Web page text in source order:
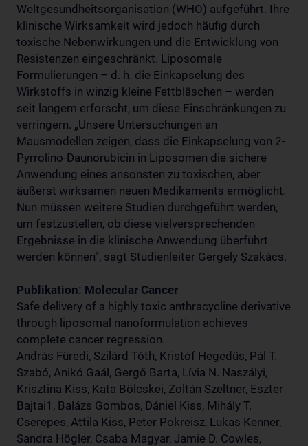
Weltgesundheitsorganisation (WHO) aufgeführt. Ihre
klinische Wirksamkeit wird jedoch häufig durch
toxische Nebenwirkungen und die Entwicklung von
Resistenzen eingeschränkt. Liposomale
Formulierungen – d. h. die Einkapselung des
Wirkstoffs in winzig kleine Fettbläschen – werden
seit langem erforscht, um diese Einschränkungen zu
verringern. „Unsere Untersuchungen an
Mausmodellen zeigen, dass die Einkapselung von 2-
Pyrrolino-Daunorubicin in Liposomen die sichere
Anwendung eines ansonsten zu toxischen, aber
äußerst wirksamen neuen Medikaments ermöglicht.
Nun müssen weitere Studien durchgeführt werden,
um festzustellen, ob diese vielversprechenden
Ergebnisse in die klinische Anwendung überführt
werden können“, sagt Studienleiter Gergely Szakács.
Publikation: Molecular Cancer
Safe delivery of a highly toxic anthracycline derivative
through liposomal nanoformulation achieves
complete cancer regression.
András Füredi, Szilárd Tóth, Kristóf Hegedüs, Pál T.
Szabó, Anikó Gaál, Gergő Barta, Lívia N. Naszályi,
Krisztina Kiss, Kata Bölcskei, Zoltán Szeltner, Eszter
Bajtai1, Balázs Gombos, Dániel Kiss, Mihály T.
Cserepes, Attila Kiss, Peter Pokreisz, Lukas Kenner,
Sandra Högler, Csaba Magyar, Jamie D. Cowles,